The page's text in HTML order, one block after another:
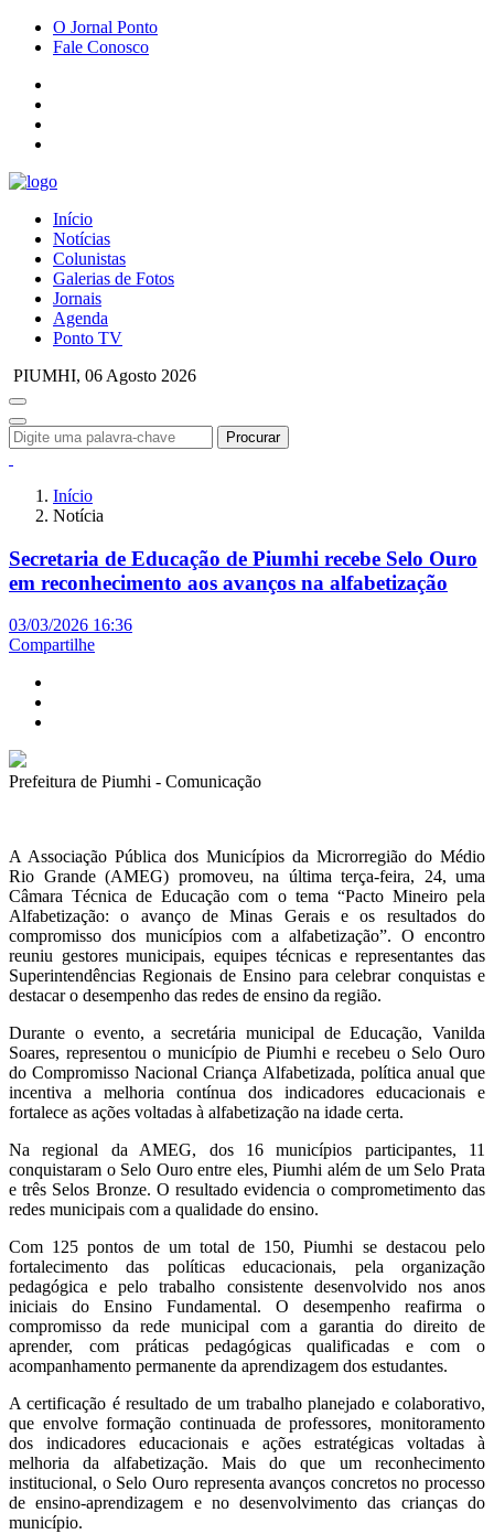
O Jornal Ponto
Fale Conosco
Início
Notícias
Colunistas
Galerias de Fotos
Jornais
Agenda
Ponto TV
PIUMHI, 06 Agosto 2026
Procurar
Início
Notícia
Secretaria de Educação de Piumhi recebe Selo Ouro
em reconhecimento aos avanços na alfabetização
03/03/2026 16:36
Compartilhe
Prefeitura de Piumhi - Comunicação
A Associação Pública dos Municípios da Microrregião do Médio
Rio Grande (AMEG) promoveu, na última terça-feira, 24, uma
Câmara Técnica de Educação com o tema “Pacto Mineiro pela
Alfabetização: o avanço de Minas Gerais e os resultados do
compromisso dos municípios com a alfabetização”. O encontro
reuniu gestores municipais, equipes técnicas e representantes das
Superintendências Regionais de Ensino para celebrar conquistas e
destacar o desempenho das redes de ensino da região.
Durante o evento, a secretária municipal de Educação, Vanilda
Soares, representou o município de Piumhi e recebeu o Selo Ouro
do Compromisso Nacional Criança Alfabetizada, política anual que
incentiva a melhoria contínua dos indicadores educacionais e
fortalece as ações voltadas à alfabetização na idade certa.
Na regional da AMEG, dos 16 municípios participantes, 11
conquistaram o Selo Ouro entre eles, Piumhi além de um Selo Prata
e três Selos Bronze. O resultado evidencia o comprometimento das
redes municipais com a qualidade do ensino.
Com 125 pontos de um total de 150, Piumhi se destacou pelo
fortalecimento das políticas educacionais, pela organização
pedagógica e pelo trabalho consistente desenvolvido nos anos
iniciais do Ensino Fundamental. O desempenho reafirma o
compromisso da rede municipal com a garantia do direito de
aprender, com práticas pedagógicas qualificadas e com o
acompanhamento permanente da aprendizagem dos estudantes.
A certificação é resultado de um trabalho planejado e colaborativo,
que envolve formação continuada de professores, monitoramento
dos indicadores educacionais e ações estratégicas voltadas à
melhoria da alfabetização. Mais do que um reconhecimento
institucional, o Selo Ouro representa avanços concretos no processo
de ensino-aprendizagem e no desenvolvimento das crianças do
município.